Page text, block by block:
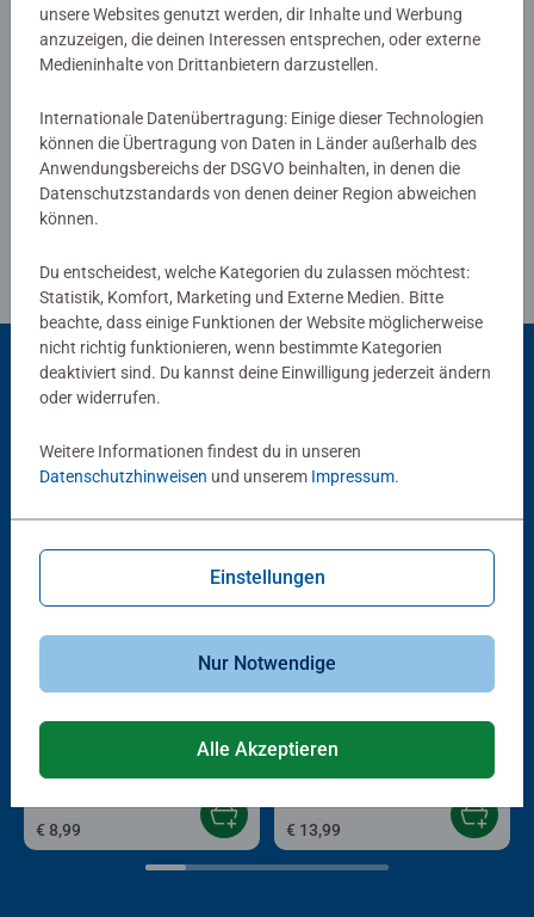
Das Ravensburger Malen nach Zahlen Programm bietet
eine große Motivauswahl für Kinder und Erwachsene.
Verfasse eine Bewertung
Richtlinien für Bewertungen
Andere Kunden mögen auch
Neugierige Erdmännchen
€ 8,99
Spielende Hunde
€ 13,99
unsere Websites genutzt werden, dir Inhalte und Werbung
anzuzeigen, die deinen Interessen entsprechen, oder externe
Medieninhalte von Drittanbietern darzustellen.
Internationale Datenübertragung: Einige dieser Technologien
können die Übertragung von Daten in Länder außerhalb des
Anwendungsbereichs der DSGVO beinhalten, in denen die
Datenschutzstandards von denen deiner Region abweichen
können.
Du entscheidest, welche Kategorien du zulassen möchtest:
Statistik, Komfort, Marketing und Externe Medien. Bitte
beachte, dass einige Funktionen der Website möglicherweise
nicht richtig funktionieren, wenn bestimmte Kategorien
deaktiviert sind. Du kannst deine Einwilligung jederzeit ändern
oder widerrufen.
Weitere Informationen findest du in unseren
Datenschutzhinweisen und unserem Impressum.
Einstellungen
Nur Notwendige
Alle Akzeptieren